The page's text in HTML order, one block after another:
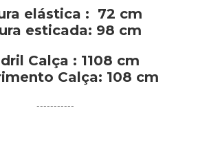
elástica : 72 cm
esticada: 98 cm
Calça : 1108 cm
Calça: 108 cm
-----------